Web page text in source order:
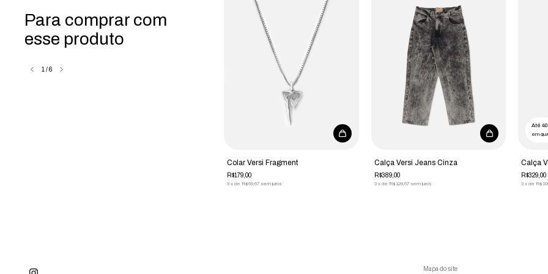
Para comprar com
esse produto
1/6
Colar Versi Fragment
R$179,00
3 x de R$59,67 sem juros
Calça Versi Jeans Cinza
R$389,00
3 x de R$129,67 sem juros
Até
em
Calça
R$329,00
3 x de
Mapa do site